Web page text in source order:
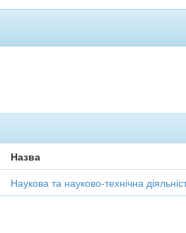
Назва
Наукова та науково-технічна